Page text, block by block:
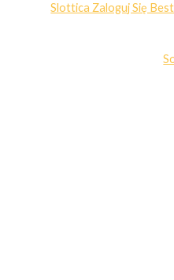
Slottica Zaloguj Się